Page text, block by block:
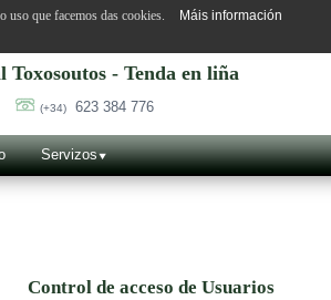
Toxosoutos - Tenda en liña
(+34) 623 384 776
Servizos
Control de acceso de Usuarios
uso que facemos das cookies. Máis información